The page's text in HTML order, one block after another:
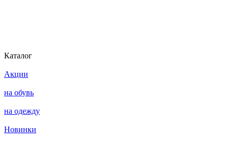
Каталог
Акции
на обувь
на одежду
Новинки